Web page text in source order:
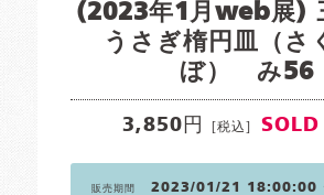
(2023年1月web展)
うさぎ楕円皿（さ
ぼ） み56
3,850円 [税込] SOLD
販売期間 2023/01/21 18:00:00